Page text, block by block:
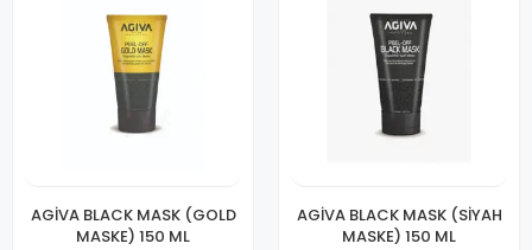
AGİVA BLACK MASK (GOLD
MASKE) 150 ML
AGİVA BLACK MASK (SİYAH
MASKE) 150 ML